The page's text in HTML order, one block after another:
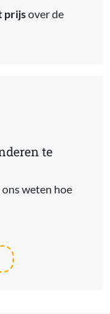
prijsover de
te
weten hoe